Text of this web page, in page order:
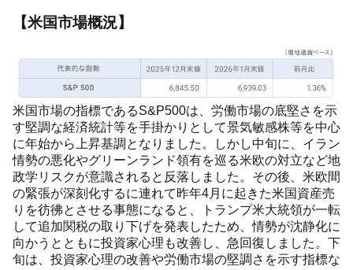
【米国市場概況】
米国市場の指標であるS&P500は、労働市場の底堅さを示
す堅調な経済統計等を手掛かりとして景気敏感株等を中心
に年始から上昇基調となりました。しかし中旬に、イラン
情勢の悪化やグリーンランド領有を巡る米欧の対立など地
政学リスクが意識されると反落しました。その後、米欧間
の緊張が深刻化するに連れて昨年4月に起きた米国資産売
りを彷彿とさせる事態になると、トランプ米大統領が一転
して追加関税の取り下げを発表したため、情勢が沈静化に
向かうとともに投資家心理も改善し、急回復しました。下
旬は、投資家心理の改善や労働市場の堅調さを示す指標な